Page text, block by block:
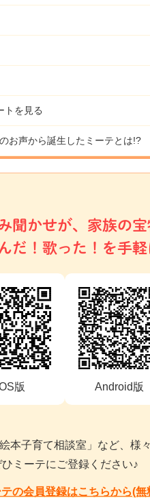
トを見る
お声から誕生したミーテとは!?
聞かせが、家族の
だ！歌った！を手
版 Android版
本子育て相談室」など、様
ひミーテにご登録ください♪
の会員登録はこちらから(無